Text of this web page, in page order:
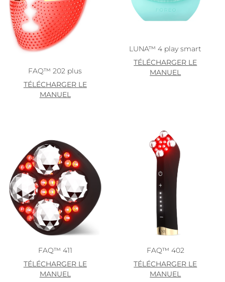
FAQ™ 202 plus
TÉLÉCHARGER LE
MANUEL
LUNA™ 4 play smart
TÉLÉCHARGER LE
MANUEL
FAQ™ 411
TÉLÉCHARGER LE
MANUEL
FAQ™ 402
TÉLÉCHARGER LE
MANUEL